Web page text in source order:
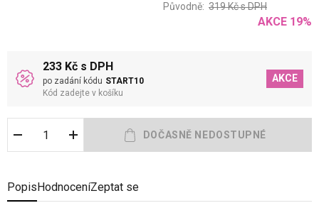
Původně: 319Kčs DPH
AKCE 19%
233 Kč s DPH
po zadání kódu START10
Kód zadejte v košíku
AKCE
Popis HodnoceníZeptat se